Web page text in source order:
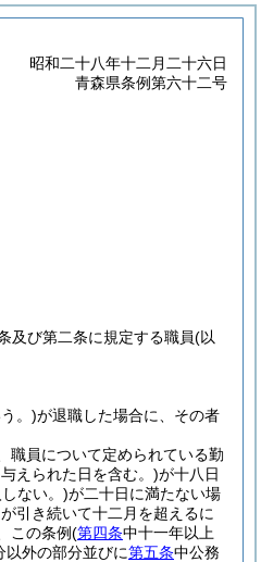
昭和二十八年十二月二十六日
青森県条例第六十二号
及び第二条に規定する職員(以
。)が退職した場合に、その者
職員について定められている勤
えられた日を含む。)が十八日
ない。)が二十日に満たない場
引き続いて十二月を超えるに
この条例(第四条中十一年以上
外の部分並びに第五条中公務